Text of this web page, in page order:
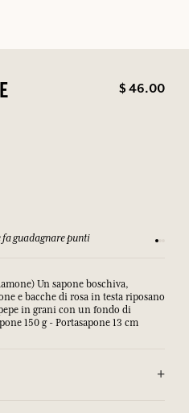
$ 46.00
fa guadagnare punti
Un sapone boschiva,
e bacche di rosa in testa riposano
in grani con un fondo di
150 g - Portasapone 13 cm